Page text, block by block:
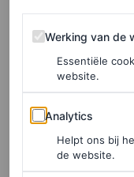
rechten
trouwens wel
dit verhaal? Want
journalist Kalinka
opmerkt, gaat dit
moeders, tantes en
over jullie zelf.
Werking van de
Werking van de
Essentiële
website.
Analytics
Analytics
Helpt ons bij
de website.